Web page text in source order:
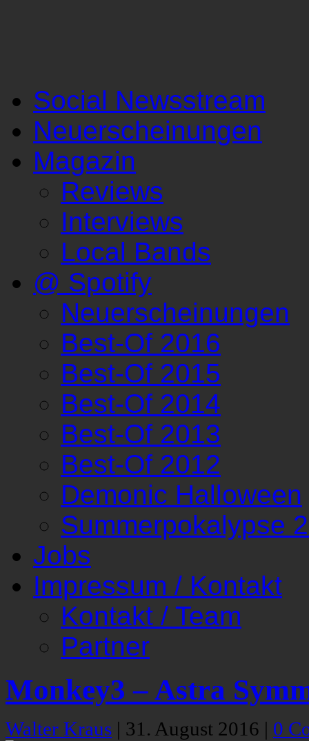
Social Newsstream
Neuerscheinungen
Magazin
Reviews
Interviews
Local Bands
@ Spotify
Neuerscheinungen
Best-Of 2016
Best-Of 2015
Best-Of 2014
Best-Of 2013
Best-Of 2012
Demonic Halloween
Summerpokalypse
Jobs
Impressum / Kontakt
Kontakt / Team
Partner
Monkey3 – Astra
Walter Kraus | 31. August 2016 | 0